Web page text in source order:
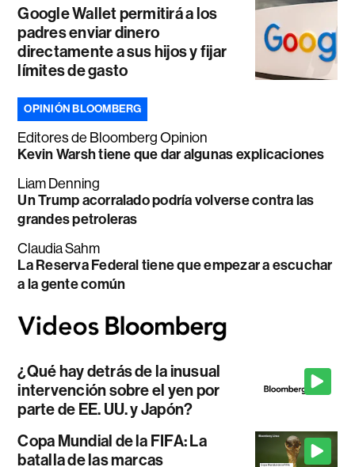
Google Wallet permitirá a los
padres enviar dinero
directamente a sus hijos y fijar
límites de gasto
OPINIÓN BLOOMBERG
Editores de Bloomberg Opinion
Kevin Warsh tiene que dar algunas explicaciones
Liam Denning
Un Trump acorralado podría volverse contra las
grandes petroleras
Claudia Sahm
La Reserva Federal tiene que empezar a escuchar
a la gente común
¿Qué hay detrás de la inusual
intervención sobre el yen por
parte de EE. UU. y Japón?
Copa Mundial de la FIFA: La
batalla de las marcas